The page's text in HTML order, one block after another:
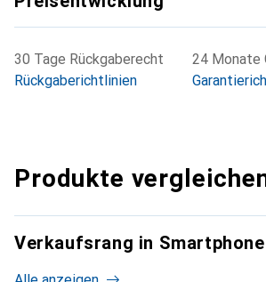
30 Tage Rückgaberecht
Rückgaberichtlinien
24 Monate
Produkte
Verkaufsrang in